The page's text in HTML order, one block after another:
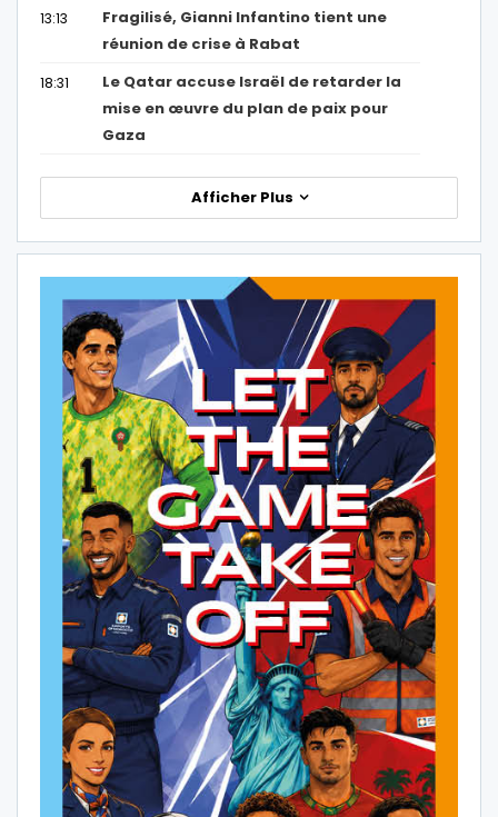
13:13
Fragilisé, Gianni Infantino tient une
réunion de crise à Rabat
18:31
Le Qatar accuse Israël de retarder la
mise en œuvre du plan de paix pour
Gaza
Afficher Plus